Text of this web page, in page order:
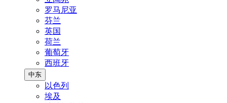
罗马尼亚
芬兰
英国
荷兰
葡萄牙
西班牙
中东
以色列
埃及